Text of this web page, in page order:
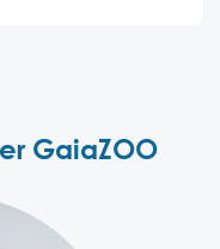
GaiaZOO